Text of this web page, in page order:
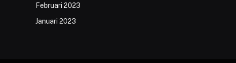
Februari 2023
Januari 2023